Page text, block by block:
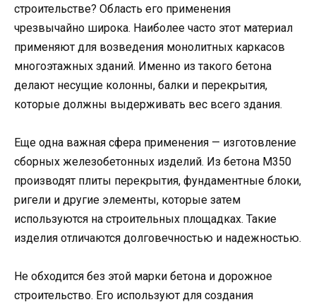
строительстве? Область его применения
чрезвычайно широка. Наиболее часто этот материал
применяют для возведения монолитных каркасов
многоэтажных зданий. Именно из такого бетона
делают несущие колонны, балки и перекрытия,
которые должны выдерживать вес всего здания.
Еще одна важная сфера применения — изготовление
сборных железобетонных изделий. Из бетона М350
производят плиты перекрытия, фундаментные блоки,
ригели и другие элементы, которые затем
используются на строительных площадках. Такие
изделия отличаются долговечностью и надежностью.
Не обходится без этой марки бетона и дорожное
строительство. Его используют для создания